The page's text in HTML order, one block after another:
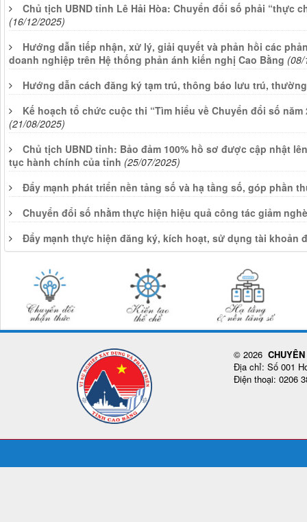
Chủ tịch UBND tỉnh Lê Hải Hòa: Chuyển đổi số phải “thực
(16/12/2025)
Hướng dẫn tiếp nhận, xử lý, giải quyết và phản hồi các
doanh nghiệp trên Hệ thống phản ánh kiến nghị Cao Bằng
Hướng dẫn cách đăng ký tạm trú, thông báo lưu trú,
Kế hoạch tổ chức cuộc thi “Tìm hiểu về Chuyển đổi số năm
(21/08/2025)
Chủ tịch UBND tỉnh: Bảo đảm 100% hồ sơ được cập nhật
tục hành chính của tỉnh (25/07/2025)
Đẩy mạnh phát triển nền tảng số và hạ tầng số, góp phần
Chuyển đổi số nhằm thực hiện hiệu quả công tác giảm
Đẩy mạnh thực hiện đăng ký, kích hoạt, sử dụng tài khoản
© 2026
Địa chỉ: Số 001
Điện thoại: 0206